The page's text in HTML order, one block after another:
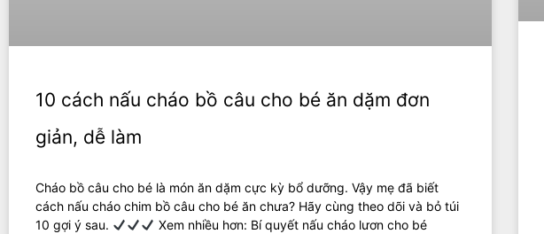
10 cách nấu cháo bồ câu cho bé ăn dặm đơn
giản, dễ làm
Cháo bồ câu cho bé là món ăn dặm cực kỳ bổ dưỡng. Vậy mẹ đã biết
cách nấu cháo chim bồ câu cho bé ăn chưa? Hãy cùng theo dõi và bỏ túi
10 gợi ý sau.
Xem nhiều hơn: Bí quyết nấu cháo lươn cho bé